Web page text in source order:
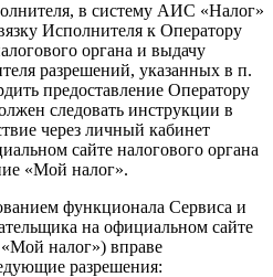
в систему АИС «Налог»
Исполнителя к Оператору
органа и выдачу
разрешений, указанных в п.
предоставление Оператору
следовать инструкции в
через личный кабинет
сайте налогового органа
«Мой налог».
функционала Сервиса и
на официальном сайте
налог») вправе
разрешения: